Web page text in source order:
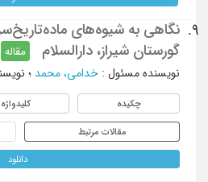
9.
نگاهی به شیوه‌های
گورستان شیراز، دارالسلام
مقاله
نویسنده مسئول : خدامی، محمد؛
چکیده کلیدواژه
مقالات مرتبط
دانلود